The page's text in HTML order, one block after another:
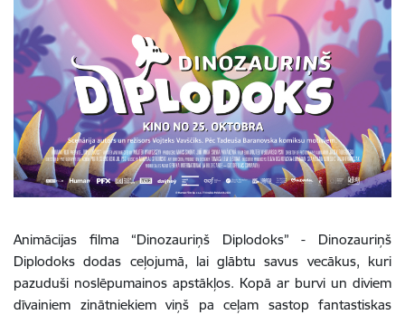
Animācijas filma “Dinozauriņš Diplodoks” - Dinozauriņš
Diplodoks dodas ceļojumā, lai glābtu savus vecākus, kuri
pazuduši noslēpumainos apstākļos. Kopā ar burvi un diviem
dīvainiem zinātniekiem viņš pa ceļam sastop fantastiskas